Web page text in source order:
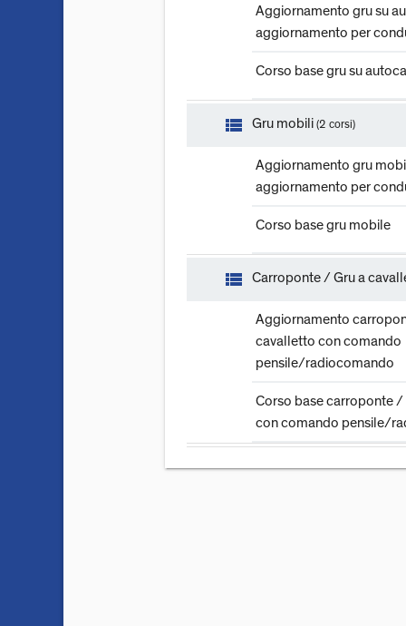
Aggiornamento gru su
aggiornamento per
Corso base gru su
view_list Gru mobili (2 corsi)
Aggiornamento gru
aggiornamento per
Corso base gru mobile
view_list Carroponte / Gru a
Aggiornamento
cavalletto con comando
pensile/radiocomando
Corso base carroponte /
con comando pensile/